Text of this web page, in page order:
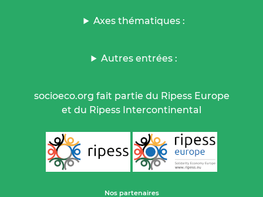
Axes thématiques :
Autres entrées :
socioeco.org fait partie du Ripess Europe
et du Ripess Intercontinental
Nos partenaires